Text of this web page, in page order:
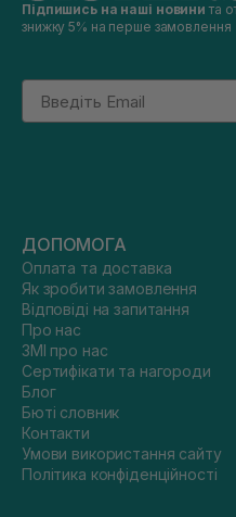
Підпишись на наші новини та
знижку 5% на перше замовлення
Email
ДОПОМОГА
Оплата та доставка
Як зробити замовлення
Відповіді на запитання
Про нас
ЗМІ про нас
Сертифікати та нагороди
Блог
Бюті словник
Контакти
Умови використання сайту
Політика конфіденційності